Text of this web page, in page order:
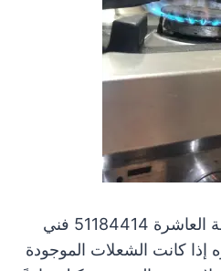
تصليح طباخات المنطقة العاشرة 51184414 فني
إذا كانت الشعلات الموجودة